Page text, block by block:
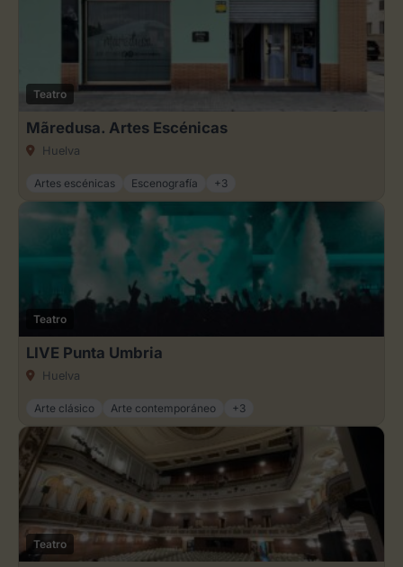
Teatro
Mãredusa. Artes Escénicas
Huelva
Artes escénicas Escenografía +3
Teatro
LIVE Punta Umbria
Huelva
Arte clásico Arte contemporáneo +3
Teatro